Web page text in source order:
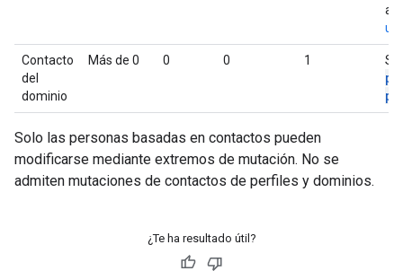
Contacto
del
dominio
Más de 0 0 0 1
Solo las personas basadas en contactos pueden
modificarse mediante extremos de mutación. No se
admiten mutaciones de contactos de perfiles y dominios.
¿Te ha resultado útil?